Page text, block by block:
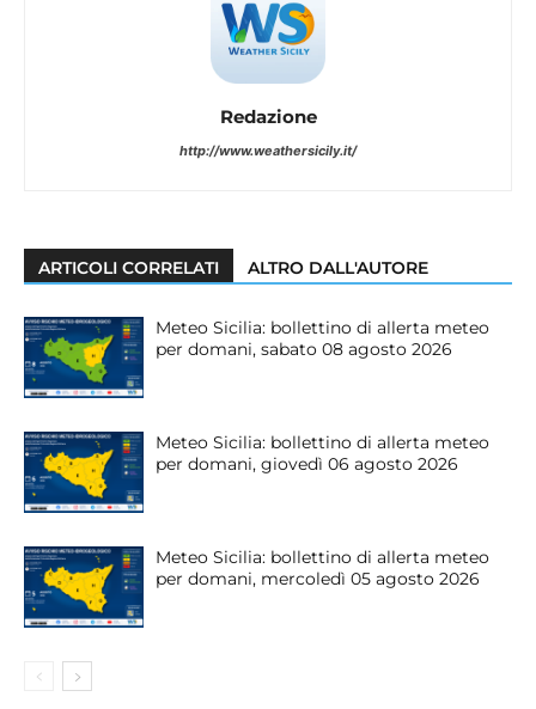
Redazione
http://www.weathersicily.it/
ARTICOLI CORRELATI ALTRO DALL'AUTORE
Meteo Sicilia: bollettino di allerta meteo
per domani, sabato 08 agosto 2026
Meteo Sicilia: bollettino di allerta meteo
per domani, giovedì 06 agosto 2026
Meteo Sicilia: bollettino di allerta meteo
per domani, mercoledì 05 agosto 2026